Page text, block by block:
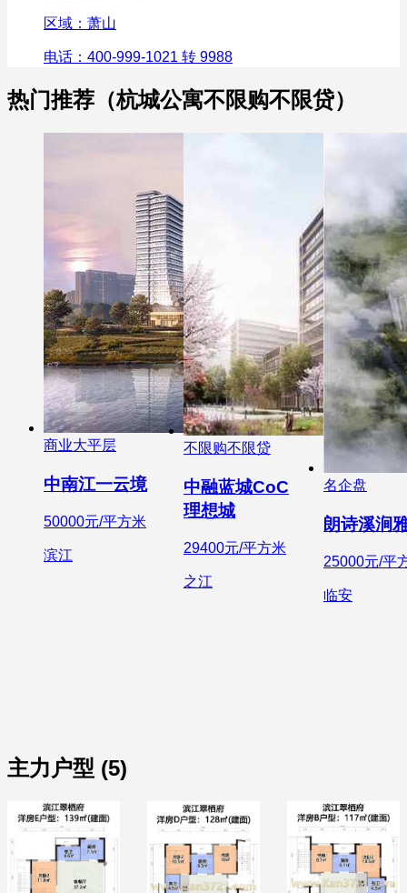
区域：萧山
电话：400-999-1021 转 9988
热门推荐（杭城公寓不限购不限贷）
商业大平层
中南江一云境
50000元/平方米
滨江
不限购不限贷
中融蓝城CoC
理想城
29400元/平方米
之江
名企盘
朗诗溪涧
25000元/平
临安
主力户型 (5)